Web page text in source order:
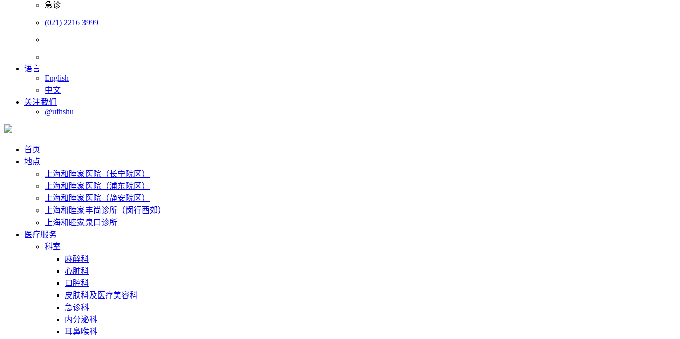
急诊
(021) 2216 3999
语言
English
中文
关注我们
@ufhshu
首页
地点
上海和睦家医院（长宁院区）
上海和睦家医院（浦东院区）
上海和睦家医院（静安院区）
上海和睦家丰尚诊所（闵行西郊）
上海和睦家泉口诊所
医疗服务
科室
麻醉科
心脏科
口腔科
皮肤科及医疗美容科
急诊科
内分泌科
耳鼻喉科